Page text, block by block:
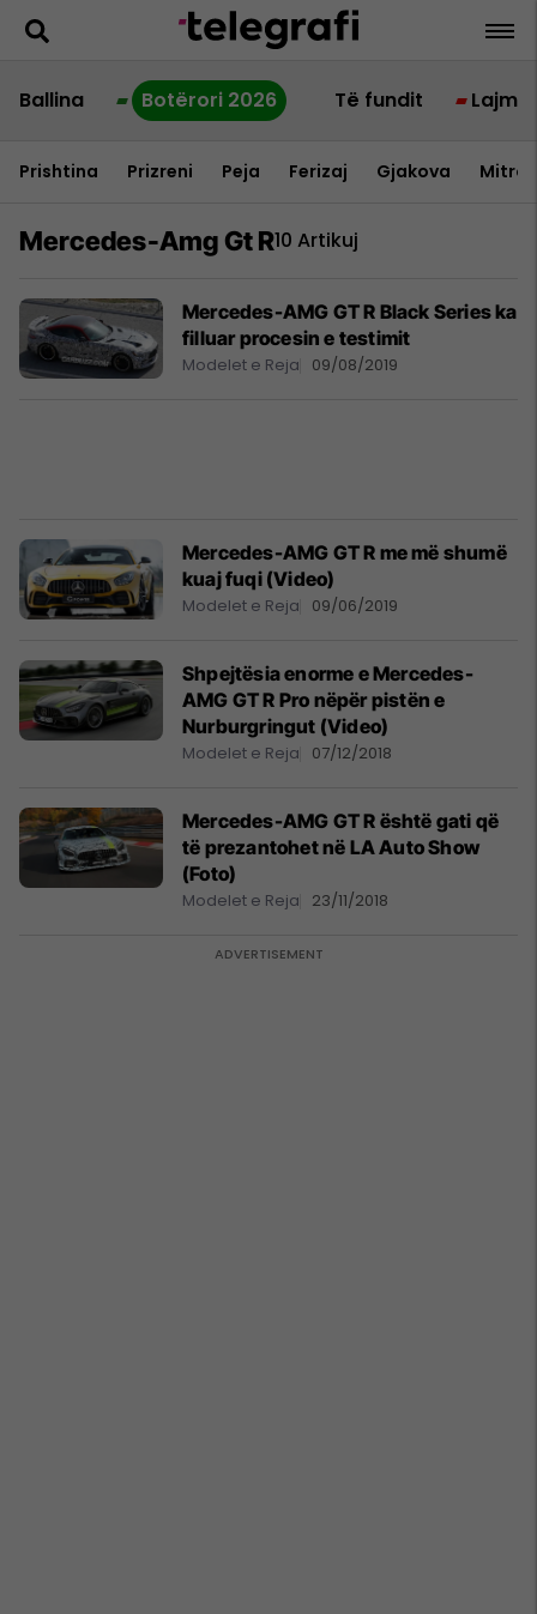
Ballina Botërori 2026 Të fundit Lajme
Prishtina Prizreni Peja Ferizaj Gjakova
Mercedes-Amg Gt R10 Artikuj
Mercedes-AMG GT R Black Series ka
filluar procesin e testimit
Modelet e Reja 09/08/2019
Mercedes-AMG GT R me më shumë
kuaj fuqi (Video)
Modelet e Reja 09/06/2019
Shpejtësia enorme e Mercedes-
AMG GT R Pro nëpër pistën e
Nurburgringut (Video)
Modelet e Reja 07/12/2018
Mercedes-AMG GT R është gati që
të prezantohet në LA Auto Show
(Foto)
Modelet e Reja 23/11/2018